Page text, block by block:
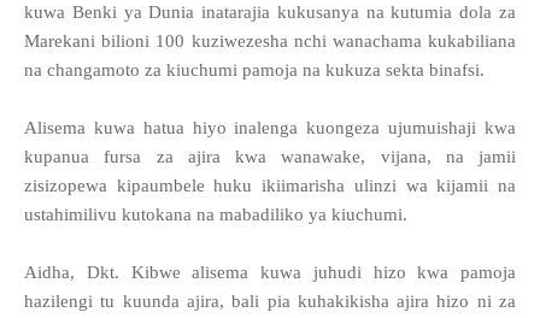
kuwa Benki ya Dunia inatarajia kukusanya na kutumia dola za
Marekani bilioni 100 kuziwezesha nchi wanachama kukabiliana
na changamoto za kiuchumi pamoja na kukuza sekta binafsi.
Alisema kuwa hatua hiyo inalenga kuongeza ujumuishaji kwa
kupanua fursa za ajira kwa wanawake, vijana, na jamii
zisizopewa kipaumbele huku ikiimarisha ulinzi wa kijamii na
ustahimilivu kutokana na mabadiliko ya kiuchumi.
Aidha, Dkt. Kibwe alisema kuwa juhudi hizo kwa pamoja
hazilengi tu kuunda ajira, bali pia kuhakikisha ajira hizo ni za